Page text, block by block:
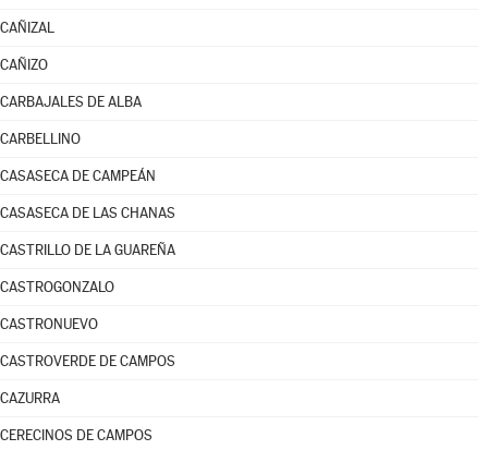
CAÑIZAL
CAÑIZO
CARBAJALES DE ALBA
CARBELLINO
CASASECA DE CAMPEÁN
CASASECA DE LAS CHANAS
CASTRILLO DE LA GUAREÑA
CASTROGONZALO
CASTRONUEVO
CASTROVERDE DE CAMPOS
CAZURRA
CERECINOS DE CAMPOS